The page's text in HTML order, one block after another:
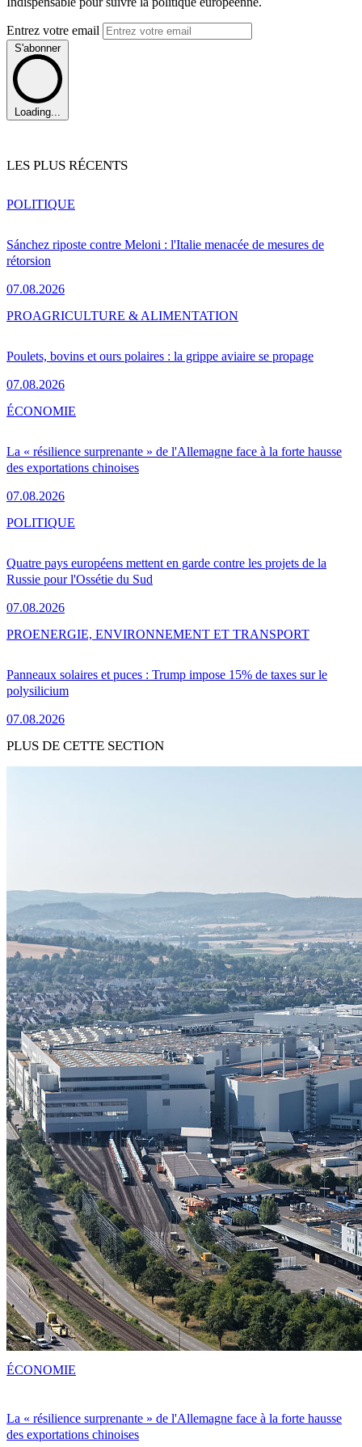
Entrez votre email
S'abonner
Loading...
LES PLUS RÉCENTS
Sánchez riposte contre Meloni : l'Italie menacée de mesures de
rétorsion
07.08.2026
POLITIQUE
Poulets, bovins et ours polaires : la grippe aviaire se propage
07.08.2026
PROAGRICULTURE & ALIMENTATION
La « résilience surprenante » de l'Allemagne face à la forte hausse
des exportations chinoises
07.08.2026
ÉCONOMIE
Quatre pays européens mettent en garde contre les projets de la
Russie pour l'Ossétie du Sud
07.08.2026
POLITIQUE
Panneaux solaires et puces : Trump impose 15% de taxes sur le
polysilicium
07.08.2026
PROENERGIE, ENVIRONNEMENT ET TRANSPORT
PLUS DE CETTE SECTION
La « résilience surprenante » de l'Allemagne face à la forte hausse
des exportations chinoises
ÉCONOMIE